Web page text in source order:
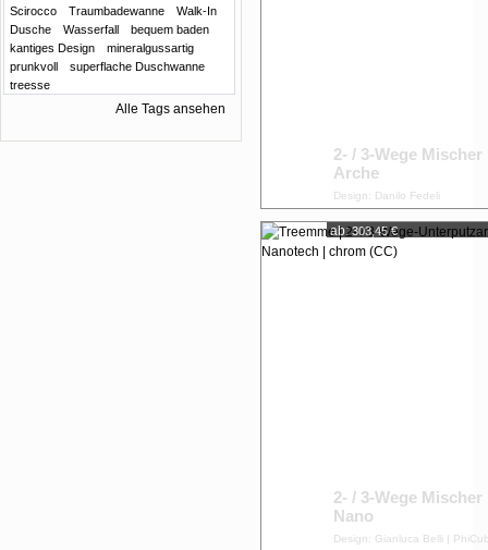
2- / 3-Wege Mischer
Arche
Design: Danilo Fedeli
ab: 303,45 €
2- / 3-Wege Mischer
Nano
Design: Gianluca Belli |
Scirocco Traumbadewanne
Walk-In
Dusche
Wasserfall
bequem baden
kantiges Design
mineralgussartig
prunkvoll
superflache Duschwanne
treesse
Alle Tags ansehen